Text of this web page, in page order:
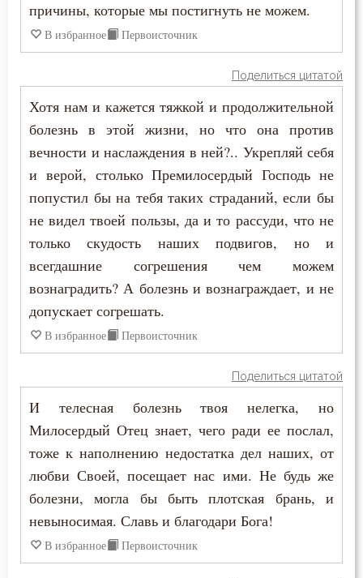
причины, которые мы постигнуть не можем.
В избранное Первоисточник
Поделиться цитатой
Хотя нам и кажется тяжкой и продолжительной
болезнь в этой жизни, но что она против
вечности и наслаждения в ней?.. Укрепляй себя
и верой, столько Премилосердый Господь не
попустил бы на тебя таких страданий, если бы
не видел твоей пользы, да и то рассуди, что не
только скудость наших подвигов, но и
всегдашние согрешения чем можем
вознаградить? А болезнь и вознаграждает, и не
допускает согрешать.
В избранное Первоисточник
Поделиться цитатой
И телесная болезнь твоя нелегка, но
Милосердый Отец знает, чего ради ее послал,
тоже к наполнению недостатка дел наших, от
любви Своей, посещает нас ими. Не будь же
болезни, могла бы быть плотская брань, и
невыносимая. Славь и благодари Бога!
В избранное Первоисточник